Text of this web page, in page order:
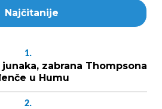
Najčitanije
1.
zabrana Thompsona
u Humu
2.